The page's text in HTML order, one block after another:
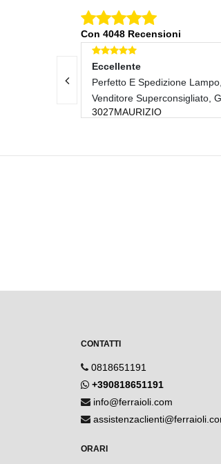
Con 4048 Recensioni
Perfetto E Spedizione Lampo,
Venditore Superconsigliato, Gra
3027MAURIZIO
CONTATTI
0818651191
+390818651191
info@ferraioli.com
ORARI